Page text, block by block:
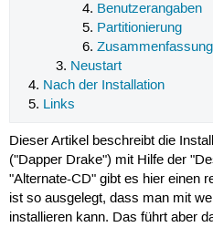
Benutzerangaben
Partitionierung
Zusammenfassung
Neustart
Nach der Installation
Links
Dieser Artikel beschreibt die
("Dapper Drake") mit Hilfe der
"Alternate-CD" gibt es hier einen
ist so ausgelegt, dass man mit
installieren kann. Das führt aber